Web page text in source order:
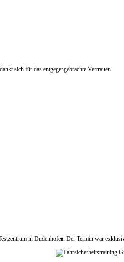
sich für das entgegengebrachte Vertrauen.
in Dudenhofen. Der Termin war